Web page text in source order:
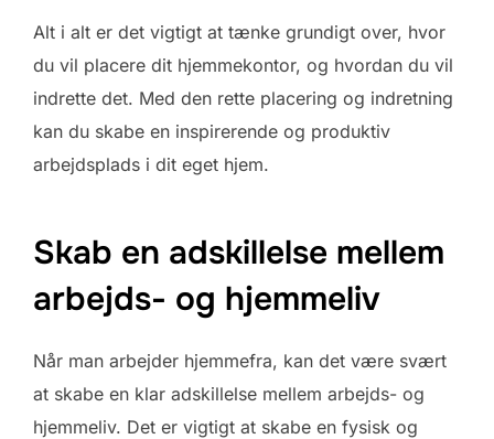
Alt i alt er det vigtigt at tænke grundigt over, hvor
du vil placere dit hjemmekontor, og hvordan du vil
indrette det. Med den rette placering og indretning
kan du skabe en inspirerende og produktiv
arbejdsplads i dit eget hjem.
Skab en adskillelse mellem
arbejds- og hjemmeliv
Når man arbejder hjemmefra, kan det være svært
at skabe en klar adskillelse mellem arbejds- og
hjemmeliv. Det er vigtigt at skabe en fysisk og